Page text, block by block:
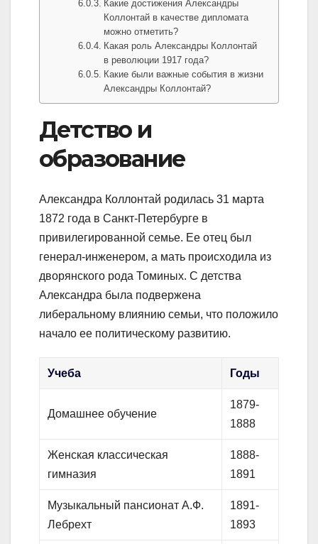
Какие достижения Александры
Коллонтай в качестве дипломата
можно отметить?
Какая роль Александры Коллонтай
в революции 1917 года?
Какие были важные события в жизни
Александры Коллонтай?
Детство и
образование
Александра Коллонтай родилась 31 марта
1872 года в Санкт-Петербурге в
привилегированной семье. Ее отец был
генерал-инженером, а мать происходила из
дворянского рода Томиных. С детства
Александра была подвержена
либеральному влиянию семьи, что положило
начало ее политическому развитию.
Учеба Годы
Домашнее обучение
1879-
1888
Женская классическая
гимназия
1888-
1891
Музыкальный пансионат А.Ф.
Лебрехт
1891-
1893